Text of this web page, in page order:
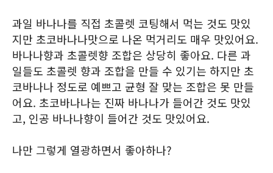
과일 바나나를 직접 초콜렛 코팅해서 먹는 것도 맛있
지만 초코바나나맛으로 나온 먹거리도 매우 맛있어요.
바나나향과 초콜렛향 조합은 상당히 좋아요. 다른 과
일들도 초콜렛 향과 조합을 만들 수 있기는 하지만 초
코바나나 정도로 예쁘고 균형 잘 맞는 조합은 못 만들
어요. 초코바나나는 진짜 바나나가 들어간 것도 맛있
고, 인공 바나나향이 들어간 것도 맛있어요.
나만 그렇게 열광하면서 좋아하나?